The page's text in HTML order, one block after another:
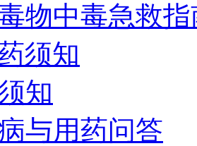
物中毒急救指
须知
知
与用药问答